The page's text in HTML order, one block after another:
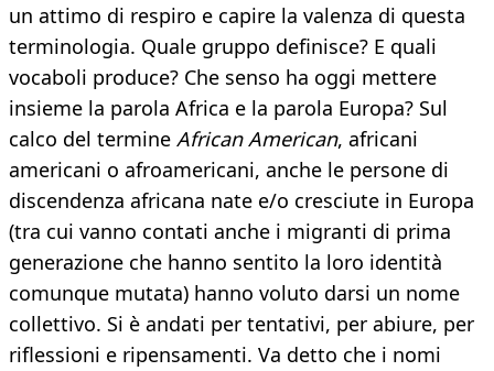
un attimo di respiro e capire la valenza di questa
terminologia. Quale gruppo definisce? E quali
vocaboli produce? Che senso ha oggi mettere
insieme la parola Africa e la parola Europa? Sul
calco del termine African American, africani
americani o afroamericani, anche le persone di
discendenza africana nate e/o cresciute in Europa
(tra cui vanno contati anche i migranti di prima
generazione che hanno sentito la loro identità
comunque mutata) hanno voluto darsi un nome
collettivo. Si è andati per tentativi, per abiure, per
riflessioni e ripensamenti. Va detto che i nomi